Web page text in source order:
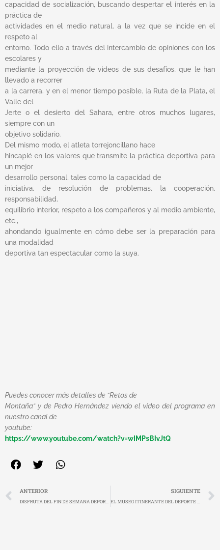
capacidad de socialización, buscando despertar el interés en la
práctica de
actividades en el medio natural, a la vez que se incide en el
respeto al
entorno. Todo ello a través del intercambio de opiniones con los
escolares y
mediante la proyección de videos de sus desafíos, que le han
llevado a recorrer
a la carrera, y en el menor tiempo posible, la Ruta de la Plata, el
Valle del
Jerte o el desierto del Sahara, entre otros muchos lugares,
siempre con un
objetivo solidario.
Del mismo modo, el atleta torrejoncillano hace
hincapié en los valores que transmite la práctica deportiva para
un mejor
desarrollo personal, tales como la capacidad de
iniciativa, de resolución de problemas, la cooperación,
responsabilidad,
equilibrio interior, respeto a los compañeros y al medio ambiente,
etc.,
ahondando igualmente en cómo debe ser la preparación para
una modalidad
deportiva tan espectacular como la suya.
Puedes conocer más detalles de “Retos de
Montaña” y de Pedro Hernández viendo el video del programa en
nuestro canal de
youtube:
https://www.youtube.com/watch?v=wIMPsBIvJtQ
Ant
ANTERIOR
DISFRUTA DEL FIN DE SEMANA DEPORTIVO DE LA REGIÓN Y PARTICIPA EN NUESTRO IV CONCURSO DE FOTO DEPORTIVA!
SIGUIENTE
EL MUSEO ITINERANTE DEL DEPORTE CIERRA EL CURSO EN MORALEJA